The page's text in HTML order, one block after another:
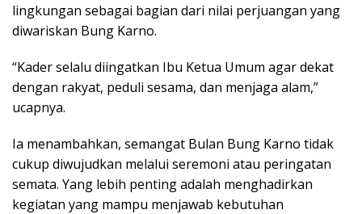
lingkungan sebagai bagian dari nilai perjuangan yang
diwariskan Bung Karno.
“Kader selalu diingatkan Ibu Ketua Umum agar dekat
dengan rakyat, peduli sesama, dan menjaga alam,”
ucapnya.
Ia menambahkan, semangat Bulan Bung Karno tidak
cukup diwujudkan melalui seremoni atau peringatan
semata. Yang lebih penting adalah menghadirkan
kegiatan yang mampu menjawab kebutuhan